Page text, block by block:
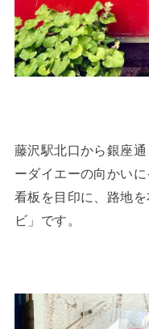
藤沢駅北口から銀座
ーダイエーの向かい
看板を目印に、路地
ビ」です。